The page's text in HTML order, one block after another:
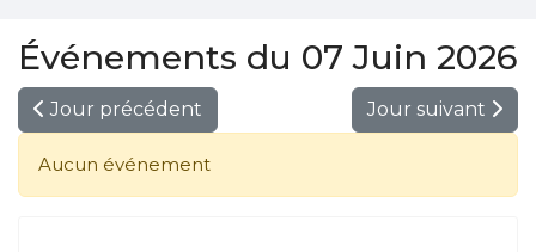
Événements du 07 Juin 2026
Jour précédent Jour suivant
Aucun événement